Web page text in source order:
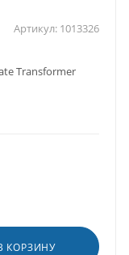
Артикул: 1013326
Transformer
КОРЗИНУ